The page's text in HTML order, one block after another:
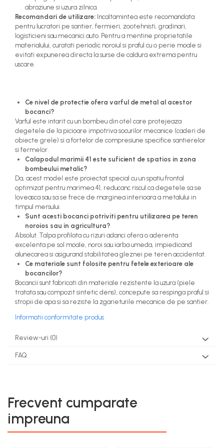
Furtun / banda / tub
Motofierastrau / Drujba
Pila motofierastrau / drujba
Plantator
Pompa de apa curata/murdara
Pompa de stropit
Raticide
Saci
Spray si intretinere
Vinificatie
Lichidare STOC
Produse Bricolaj
Acumulatori si Incarcatoare
Baros / Ciocan / Topor
Burghie
Cantare
Centuri/chingi
Chei fixe
Discuri debitare
Discuri motocoasa
abraziune si uzura zilnica.
Recomandari de utilizare: Incaltamintea este recomandata
pentru lucratori pe santier, fermieri, zootehnisti, gradinari,
logisticieni sau mecanici auto. Pentru a mentine proprietatile
materialului, curatati periodic noroiul si praful cu o perie moale si
evitati expunerea directa la surse de caldura extrema pentru
uscare.
Ce nivel de protectie ofera varful de metal al acestor
bocanci?
Varful este intarit cu un bombeu din otel care protejeaza
degetele de la picioare impotriva socurilor mecanice (caderi de
obiecte grele) si a fortelor de compresiune specifice santierelor
si fermelor.
Calapodul marimii 41 este suficient de spatios in zona
bombeului metalic?
Da, acest model este proiectat special cu un spatiu frontal
optimizat pentru marimea 41, reducanc riscul ca degetele sa se
loveasca sau sa se frece de marginea interioara a metalului in
timpul mersului.
Sunt acesti bocanci potriviti pentru utilizarea pe teren
noroios sau in agricultura?
Absolut. Talpa profilata cu rizuri adanci ofera o aderenta
excelenta pe sol moale, noroi sau iarba umeda, impiedicand
alunecarea si asigurand stabilitatea gleznei pe teren accidentat.
Ce materiale sunt folosite pentru fetele exterioare ale
bocancilor?
Bocancii sunt fabricati din materiale rezistente la uzura (piele
tratata sau compozit sintetic dens), concepute sa respinga praful si
stropii de apa si sa reziste la zgarieturile mecanice de pe santier.
Informatii conformitate produs
Review-uri (0)
FAQ
Frecvent cumparate
impreuna